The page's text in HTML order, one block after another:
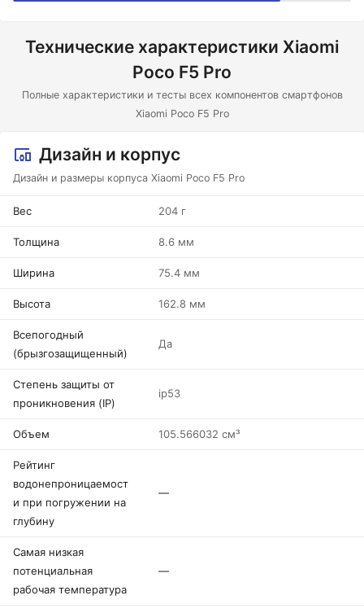
Технические характеристики Xiaomi
Poco F5 Pro
Полные характеристики и тесты всех компонентов смартфонов
Xiaomi Poco F5 Pro
Дизайн и корпус
Дизайн и размеры корпуса Xiaomi Poco F5 Pro
Вес 204 г
Толщина 8.6 мм
Ширина 75.4 мм
Высота 162.8 мм
Всепогодный
(брызгозащищенный)
Да
Степень защиты от
проникновения (IP)
ip53
Объем 105.566032 см³
Рейтинг
водонепроницаемост
и при погружении на
глубину
—
Самая низкая
потенциальная
рабочая температура
—